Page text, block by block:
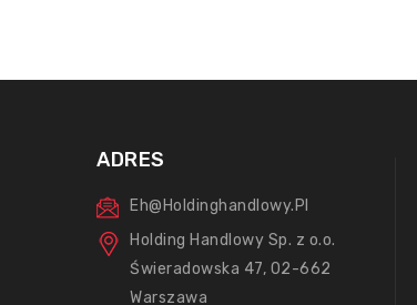
ADRES
Eh@holdinghandlowy.pl
Holding Handlowy Sp. z o.o.
Świeradowska 47, 02-662
Warszawa